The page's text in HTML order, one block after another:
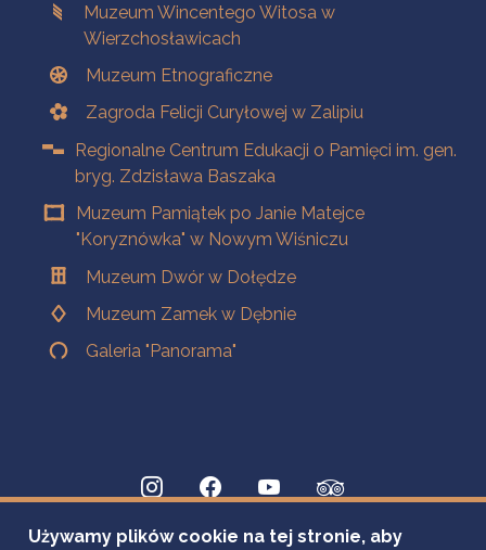
Muzeum Wincentego Witosa w
Wierzchosławicach
Muzeum Etnograficzne
Zagroda Felicji Curyłowej w Zalipiu
Regionalne Centrum Edukacji o Pamięci im. gen.
bryg. Zdzisława Baszaka
Muzeum Pamiątek po Janie Matejce
"Koryznówka" w Nowym Wiśniczu
Muzeum Dwór w Dołędze
Muzeum Zamek w Dębnie
Galeria "Panorama"
Używamy plików cookie na tej stronie, aby